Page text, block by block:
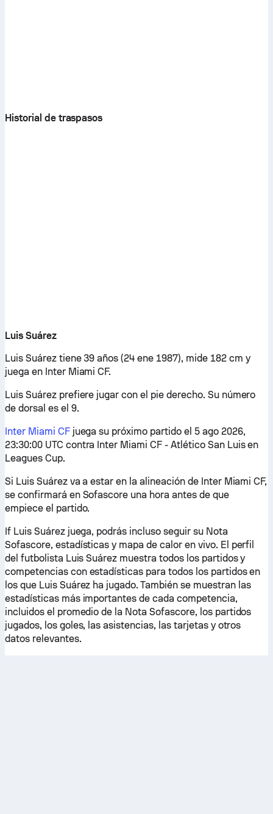
Historial de traspasos
Luis Suárez
Luis Suárez tiene 39 años (24 ene 1987), mide 182 cm y
juega en Inter Miami CF.
Luis Suárez prefiere jugar con el pie derecho. Su número
de dorsal es el 9.
Inter Miami CFjuega su próximo partido el 5 ago 2026,
23:30:00 UTC contra Inter Miami CF - Atlético San Luis en
Leagues Cup.
Si Luis Suárez va a estar en la alineación de Inter Miami CF,
se confirmará en Sofascore una hora antes de que
empiece el partido.
If Luis Suárez juega, podrás incluso seguir su Nota
Sofascore, estadísticas y mapa de calor en vivo. El perfil
del futbolista Luis Suárez muestra todos los partidos y
competencias con estadísticas para todos los partidos en
los que Luis Suárez ha jugado. También se muestran las
estadísticas más importantes de cada competencia,
incluidos el promedio de la Nota Sofascore, los partidos
jugados, los goles, las asistencias, las tarjetas y otros
datos relevantes.